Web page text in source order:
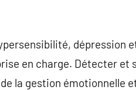
dépression
en charge. Détecter et
la gestion émotionnelle